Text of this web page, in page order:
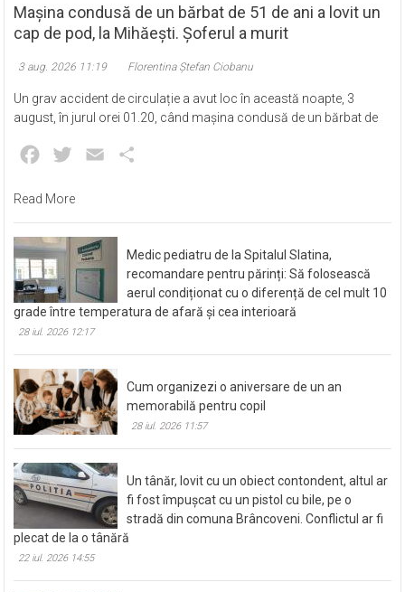
Mașina condusă de un bărbat de 51 de ani a lovit un
cap de pod, la Mihăești. Șoferul a murit
3 aug. 2026 11:19 Florentina Ștefan Ciobanu
Un grav accident de circulație a avut loc în această noapte, 3
august, în jurul orei 01.20, când mașina condusă de un bărbat de
Facebook
Twitter Email
Read More
Medic pediatru de la Spitalul Slatina,
recomandare pentru părinți: Să folosească
aerul condiționat cu o diferență de cel mult 10
grade între temperatura de afară și cea interioară
28 iul. 2026 12:17
Cum organizezi o aniversare de un an
memorabilă pentru copil
28 iul. 2026 11:57
Un tânăr, lovit cu un obiect contondent, altul ar
fi fost împușcat cu un pistol cu bile, pe o
stradă din comuna Brâncoveni. Conflictul ar fi
plecat de la o tânără
22 iul. 2026 14:55